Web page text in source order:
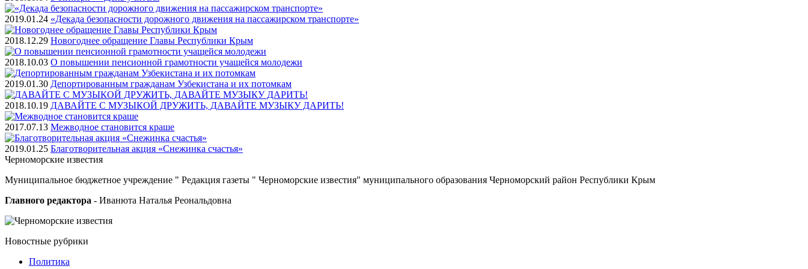
2019.01.24 «Декада безопасности дорожного движения на пассажирском транспорте»
2018.12.29 Новогоднее обращение Главы Республики Крым
2018.10.03 О повышении пенсионной грамотности учащейся молодежи
2019.01.30 Депортированным гражданам Узбекистана и их потомкам
2018.10.19 ДАВАЙТЕ С МУЗЫКОЙ ДРУЖИТЬ, ДАВАЙТЕ МУЗЫКУ ДАРИТЬ!
2017.07.13 Межводное становится краше
2019.01.25 Благотворительная акция «Снежинка счастья»
Черноморские известия
Муниципальное бюджетное учреждение " Редакция газеты " Черноморские известия" муниципального образования Черноморский район Республики Крым
Главного редактора - Иванюта Наталья Реональдовна
Новостные рубрики
Политика